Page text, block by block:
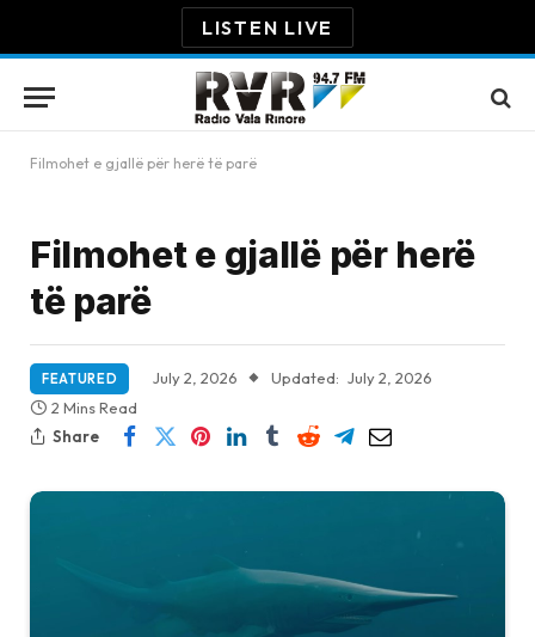
LISTEN LIVE
Filmohet e gjallë për herë të parë
Filmohet e gjallë për herë
të parë
FEATURED July 2, 2026 Updated: July 2, 2026
2 Mins Read
Share